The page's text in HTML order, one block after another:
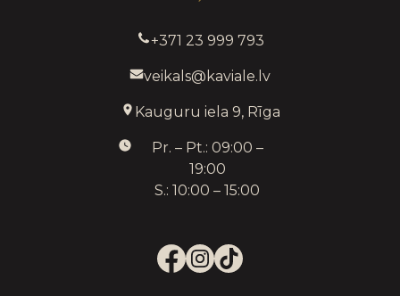
+371 23 999 793
veikals@kaviale.lv
Kauguru iela 9, Rīga
Pr. – Pt.: 09:00 –
19:00
S.: 10:00 – 15:00